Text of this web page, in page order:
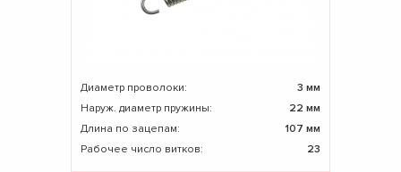
Диаметр проволоки:
3 мм
Наруж. диаметр пружины:
22 мм
Длина по зацепам:
107 мм
Рабочее число витков:
23